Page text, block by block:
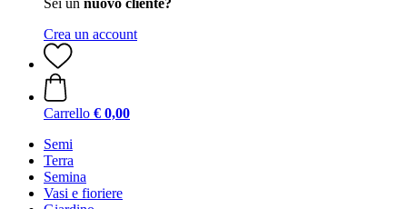
Sei un nuovo cliente?
Crea un account
Carrello € 0,00
Semi
Terra
Semina
Vasi e fioriere